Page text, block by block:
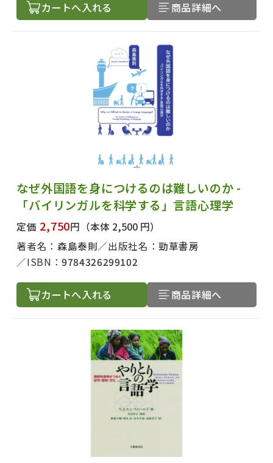
出版社名で絞り込む
著者名で絞り込む
絞り込む
カートへ入れる 商品詳細へ
なぜ外国語を身につけるのは難しいのか -
「バイリンガルを科学する」言語心理学
定価 2,750円 （本体 2,500 円）
著者名： 森島泰則 出版社名：勁草書房
ISBN：9784326299102
カートへ入れる 商品詳細へ